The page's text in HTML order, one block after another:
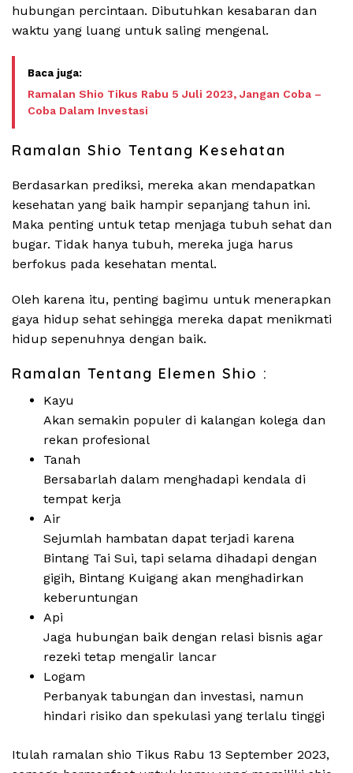
hubungan percintaan. Dibutuhkan kesabaran dan
waktu yang luang untuk saling mengenal.
Ramalan Shio Tikus Rabu 5 Juli 2023, Jangan Coba –
Coba Dalam Investasi
Ramalan Shio Tentang Kesehatan
Berdasarkan prediksi, mereka akan mendapatkan
kesehatan yang baik hampir sepanjang tahun ini.
Maka penting untuk tetap menjaga tubuh sehat dan
bugar. Tidak hanya tubuh, mereka juga harus
berfokus pada kesehatan mental.
Oleh karena itu, penting bagimu untuk menerapkan
gaya hidup sehat sehingga mereka dapat menikmati
hidup sepenuhnya dengan baik.
Ramalan Tentang Elemen Shio :
Kayu
Akan semakin populer di kalangan kolega dan
rekan profesional
Tanah
Bersabarlah dalam menghadapi kendala di
tempat kerja
Air
Sejumlah hambatan dapat terjadi karena
Bintang Tai Sui, tapi selama dihadapi dengan
gigih, Bintang Kuigang akan menghadirkan
keberuntungan
Api
Jaga hubungan baik dengan relasi bisnis agar
rezeki tetap mengalir lancar
Logam
Perbanyak tabungan dan investasi, namun
hindari risiko dan spekulasi yang terlalu tinggi
Itulah ramalan shio Tikus Rabu 13 September 2023,